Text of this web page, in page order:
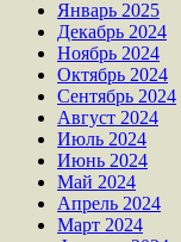
Январь 2025
Декабрь 2024
Ноябрь 2024
Октябрь 2024
Сентябрь 2024
Август 2024
Июль 2024
Июнь 2024
Май 2024
Апрель 2024
Март 2024